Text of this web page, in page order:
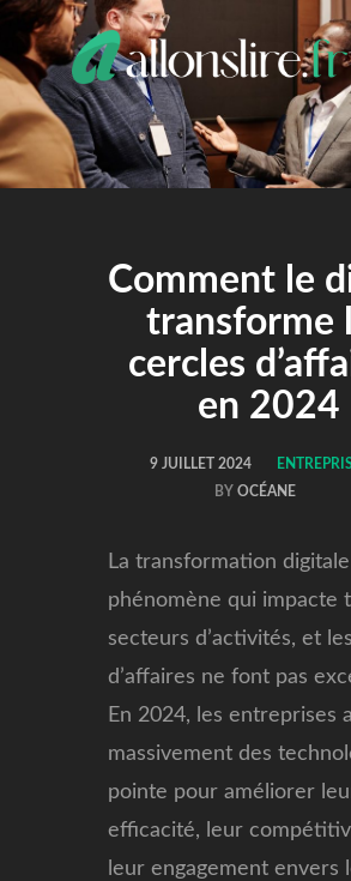
LIRE
Comment le
transforme
cercles
en 2024
9 JUILLET 2024
BYOCÉANE
La transformation
phénomène qui impacte
secteurs d’activités, et
d’affaires ne font pas
En 2024, les entreprises
massivement des
pointe pour améliorer
efficacité, leur
leur engagement envers